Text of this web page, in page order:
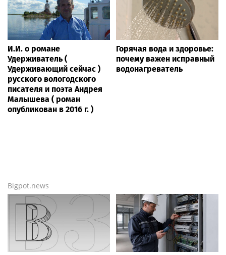
И.И. о романе
Удерживатель (
Удерживающий сейчас )
русского вологодского
писателя и поэта Андрея
Малышева ( роман
опубликован в 2016 г. )
Горячая вода и здоровье:
почему важен исправный
водонагреватель
Bigpot.news